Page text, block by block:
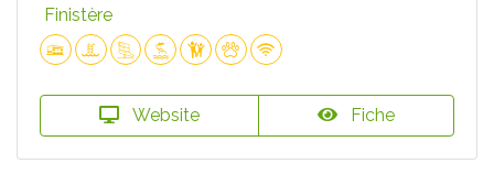
Finistère
Website Fiche